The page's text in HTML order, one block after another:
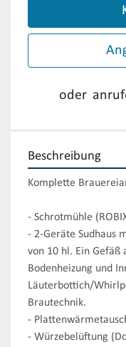
oder
Beschreibung
Komplette
- Schrotmühle
- 2-Geräte Sudhaus
von 10 hl. Ein
Bodenheizung und
Läuterbottich/
Brautechnik.
-
- Würzebelüftung